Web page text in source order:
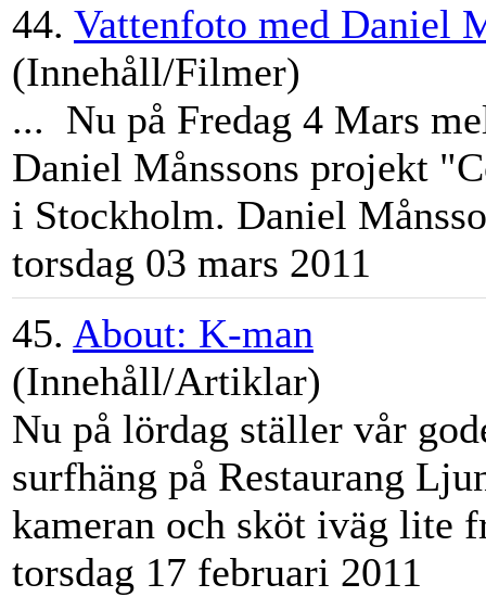
44. Vattenfoto med Daniel
(Innehåll/Filmer)
... Nu på Fredag 4 Mars
Daniel Månssons projekt
i Stockholm. Daniel
torsdag 03 mars 2011
45. About: K-man
(Innehåll/Artiklar)
Nu på lördag ställer vår
surfhäng på Restaurang
kameran och sköt iväg lite
torsdag 17 februari 2011